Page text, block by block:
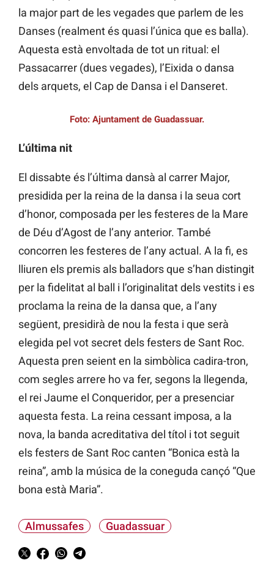
la major part de les vegades que parlem de les
Danses (realment és quasi l’única que es balla).
Aquesta està envoltada de tot un ritual: el
Passacarrer (dues vegades), l’Eixida o dansa
dels arquets, el Cap de Dansa i el Danseret.
Foto: Ajuntament de Guadassuar.
L’última nit
El dissabte és l’última dansà al carrer Major,
presidida per la reina de la dansa i la seua cort
d’honor, composada per les festeres de la Mare
de Déu d’Agost de l’any anterior. També
concorren les festeres de l’any actual. A la fi, es
lliuren els premis als balladors que s’han distingit
per la fidelitat al ball i l’originalitat dels vestits i es
proclama la reina de la dansa que, a l’any
següent, presidirà de nou la festa i que serà
elegida pel vot secret dels festers de Sant Roc.
Aquesta pren seient en la simbòlica cadira-tron,
com segles arrere ho va fer, segons la llegenda,
el rei Jaume el Conqueridor, per a presenciar
aquesta festa. La reina cessant imposa, a la
nova, la banda acreditativa del títol i tot seguit
els festers de Sant Roc canten “Bonica està la
reina”, amb la música de la coneguda cançó “Que
bona està Maria”.
Almussafes Guadassuar